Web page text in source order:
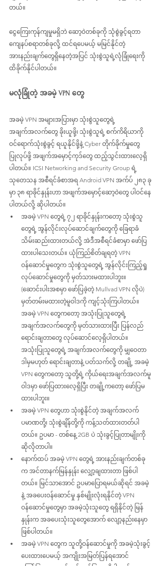
တယ်။
ငွေကြေးကုန်ကျမှုမရှိဘဲ ဆော့ဝဲတစ်ခုကို သုံစွဲခွင့်ရတာ
ကျေနပ်စရာတစ်ခုလို့ ထင်ရပေမယ့် မမြင်နိုင်တဲ့
အားနည်းချက်တွေရှိနေတဲ့အပြင် သုံးစွဲသူရဲ့လုံခြုံရေးကို
ထိခိုက်နိုင်ပါတယ်။
မလုံခြုံတဲ့ အခမဲ့ VPN တွေ
အခမဲ့ VPN အများအပြားမှာ သုံးစွဲသူတွေရဲ့
အချက်အလက်တွေ ခိုးယူဖို့၊ သုံးစွဲသူရဲ့ စက်ကိရိယာကို
ဝင်ရောက်သုံးစွဲခွင့် ရယူနိုင်ဖို့နဲ့ Cyber တိုက်ခိုက်မှုတွေ
ပြုလုပ်ဖို့ အဖျက်အမှောင့်ကုဒ်တွေ ထည့်သွင်းထားလေ့ရှိ
ပါတယ်။ ICSI Networking and Security Group ရဲ့
သုတေသန အစီရင်ခံစာအရ Android VPN အက်ပ် ၂၈၃ ခု
မှာ ၃၈ ရာခိုင်နှုန်းဟာ အဖျက်အမှောင့်ဆော့ဝဲတွေ ပါဝင်နေ
ပါတယ်လို့ ဆိုပါတယ်။
အခမဲ့ VPN တွေရဲ့ ၇၂ ရာခိုင်နှုန်းကတော့ သုံးစွဲသူ
တွေရဲ့ အွန်လိုင်းလုပ်ဆောင်ချက်တွေကို ခြေရာခံ
သိမ်းဆည်းထားတယ်လို့ အဲဒီအစီရင်ခံစာမှာ ဖော်ပြ
ထားပါသေးတယ်။ ယုံကြည်စိတ်ချရတဲ့ VPN
ဝန်ဆောင်မှုတွေက သုံးစွဲသူတွေရဲ့ အွန်လိုင်းကြည့်ရှု
လုပ်ဆောင်မှုတွေကို မှတ်သားမထားပါဘူး။
(ဆောင်းပါးအစမှာ ဖော်ပြခဲ့တဲ့ Mullvad VPN လိုပဲ)
မှတ်တမ်းမထားတဲ့မူဝါဒကို ကျင့်သုံးကြပါတယ်။
အခမဲ့ VPN တွေကတော့ အသုံးပြုသူတွေရဲ့
အချက်အလက်တွေကို မှတ်သားထားပြီး ပြန်လည်
ရောင်းချတာတွေ လုပ်ဆောင်လေ့ရှိပါတယ်။
အသုံးပြုသူတွေရဲ့ အချက်အလက်တွေကို မျှဝေတာ
ဒါမှမဟုတ် ရောင်းချတာနဲ့ ပတ်သက်လို့ တချို့ အခမဲ့
VPN တွေကတော့ သူတို့ရဲ့ ကိုယ်ရေးအချက်အလက်မူ
ဝါဒမှာ ဖော်ပြထားလေ့ရှိပြီး တချို့ကတော့ ဖော်ပြမ
ထားပါဘူး။
အခမဲ့ VPN တွေဟာ သုံးစွဲနိုင်တဲ့ အချက်အလက်
ပမာဏတို့၊ သုံးစွဲချိန်တို့ကို ကန့်သတ်ထားတတ်ပါ
တယ်။ ဥပမာ - တစ်နေ့ 2GB ပဲ သုံးခွင့်ပြုတာမျိုးကို
ဆိုလိုတာပါ။
နောက်ထပ် အခမဲ့ VPN တွေရဲ့ အားနည်းချက်တစ်ခု
က အင်တာနက်မြန်နှုန်း လျှော့ချထားတာ ဖြစ်ပါ
တယ်။ မြင်သာအောင် ဥပမာပြောရမယ်ဆိုရင် အခမဲ့
နဲ့ အခပေးဝန်ဆောင်မှု နှစ်မျိုးလုံးရနိုင်တဲ့ VPN
ဝန်ဆောင်မှုတွေမှာ အခမဲ့သုံးသူတွေ ရရှိနိုင်တဲ့ မြန်
နှုန်းက အခပေးသုံးသူတွေအောက် လျော့နည်းနေမှာ
ဖြစ်ပါတယ်။
အခမဲ့ VPN တွေက သူတို့ဝန်ဆောင်မှုကို အခမဲ့သုံးခွင့်
ပေးထားပေမယ့် အကျိုးအမြတ်ပြန်ရအောင်